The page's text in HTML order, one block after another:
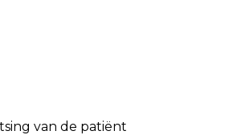
van de patiënt